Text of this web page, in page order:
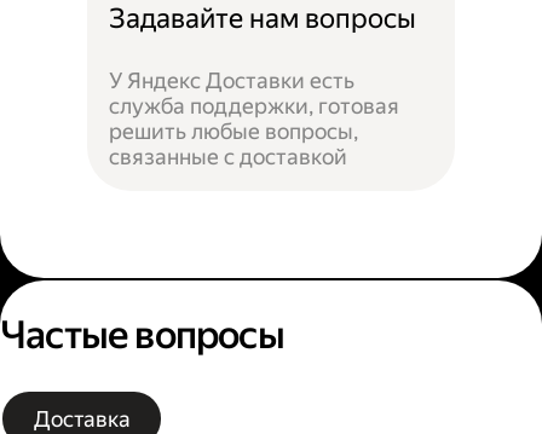
Задавайте нам вопросы
У Яндекс Доставки есть
служба поддержки, готовая
решить любые вопросы,
связанные с доставкой
Частые вопросы
Доставка